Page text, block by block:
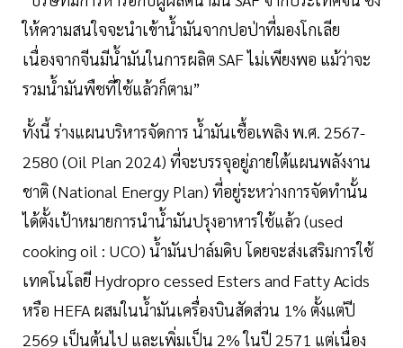
ให้ความสนใจจะนำเข้านํ้ามันจากปอป่าที่มองโกเลีย
เนื่องจากจีนมีนํ้ามันในการผลิต SAF ไม่เพียงพอ แม้ว่าจะ
รวมนํ้ามันพืชที่ใช้แล้วก็ตาม”
ทั้งนี้ ร่างแผนบริหารจัดการ นํ้ามันเชื้อเพลิง พ.ศ. 2567-
2580 (Oil Plan 2024) ที่จะบรรจุอยู่ภายใต้แผนพลังงาน
ชาติ (National Energy Plan) ที่อยู่ระหว่างการจัดทำนั้น
ได้ตั้งเป้าหมายการนำนํ้ามันปรุงอาหารใช้แล้ว (used
cooking oil : UCO) นํ้ามันปาล์มดิบ โดยจะส่งเสริมการใช้
เทคโนโลยี Hydropro cessed Esters and Fatty Acids
หรือ HEFA ผสมในนํ้ามันเครื่องบินสัดส่วน 1% ตั้งแต่ปี
2569 เป็นต้นไป และเพิ่มเป็น 2% ในปี 2571 แต่เนื่อง